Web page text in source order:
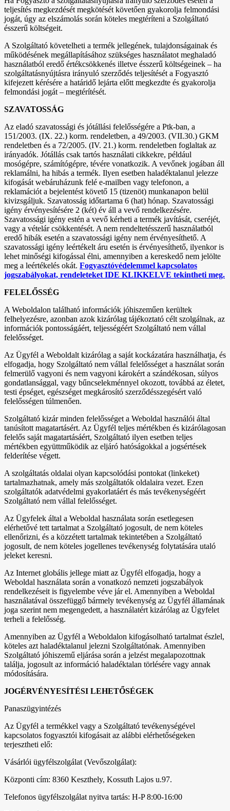
teljesítés megkezdését megkötését követően gyakorolja felmondási
jogát, úgy az elszámolás során köteles megtéríteni a Szolgáltató
ésszerű költségeit.
A Szolgáltató követelheti a termék jellegének, tulajdonságainak és
működésének megállapításához szükséges használatot meghaladó
használatból eredő értékcsökkenés illetve ésszerű költségeinek – ha
szolgáltatásnyújtásra irányuló szerződés teljesítését a Fogyasztó
kifejezett kérésére a határidő lejárta előtt megkezdte és gyakorolja
felmondási jogát – megtérítését.
SZAVATOSSÁG
Az eladó szavatossági és jótállási felelősségére a Ptk-ban, a
151/2003. (IX. 22.) korm. rendeletben, a 49/2003. (VII.30.) GKM
rendeletben és a 72/2005. (IV. 21.) korm. rendeletben foglaltak az
irányadók. Jótállás csak tartós használati cikkekre, például
mosógépre, számítógépre, tévére vonatkozik. A vevőnek jogában áll
reklamálni, ha hibás a termék. Ilyen esetben haladéktalanul jelezze
kifogását webáruházunk felé e-mailben vagy telefonon, a
reklamációt a bejelentést követő 15 (tizenöt) munkanapon belül
kivizsgáljuk. Szavatosság időtartama 6 (hat) hónap. Szavatossági
igény érvényesítésére 2 (két) év áll a vevő rendelkezésére.
Szavatossági igény estén a vevő kérheti a termék javítását, cseréjét,
vagy a vételár csökkentését. A nem rendeltetésszerű használatból
eredő hibák esetén a szavatossági igény nem érvényesíthető. A
szavatossági igény leértékelt áru esetén is érvényesíthető, ilyenkor is
lehet minőségi kifogással élni, amennyiben a kereskedő nem jelölte
meg a leértékelés okát. Fogyasztóvédelemmel kapcsolatos
jogszabályokat, rendeleteket IDE KLIKKELVE tekintheti meg.
FELELŐSSÉG
A Weboldalon található információk jóhiszeműen kerültek
felhelyezésre, azonban azok kizárólag tájékoztató célt szolgálnak, az
információk pontosságáért, teljességéért Szolgáltató nem vállal
felelősséget.
Az Ügyfél a Weboldalt kizárólag a saját kockázatára használhatja, és
elfogadja, hogy Szolgáltató nem vállal felelősséget a használat során
felmerülő vagyoni és nem vagyoni károkért a szándékosan, súlyos
gondatlansággal, vagy bűncselekménnyel okozott, továbbá az életet,
testi épséget, egészséget megkárosító szerződésszegésért való
felelősségen túlmenően.
Szolgáltató kizár minden felelősséget a Weboldal használói által
tanúsított magatartásért. Az Ügyfél teljes mértékben és kizárólagosan
felelős saját magatartásáért, Szolgáltató ilyen esetben teljes
mértékben együttműködik az eljáró hatóságokkal a jogsértések
felderítése végett.
A szolgáltatás oldalai olyan kapcsolódási pontokat (linkeket)
tartalmazhatnak, amely más szolgáltatók oldalaira vezet. Ezen
szolgáltatók adatvédelmi gyakorlatáért és más tevékenységéért
Szolgáltató nem vállal felelősséget.
Az Ügyfelek által a Weboldal használata során esetlegesen
elérhetővé tett tartalmat a Szolgáltató jogosult, de nem köteles
ellenőrizni, és a közzétett tartalmak tekintetében a Szolgáltató
jogosult, de nem köteles jogellenes tevékenység folytatására utaló
jeleket keresni.
Az Internet globális jellege miatt az Ügyfél elfogadja, hogy a
Weboldal használata során a vonatkozó nemzeti jogszabályok
rendelkezéseit is figyelembe véve jár el. Amennyiben a Weboldal
használatával összefüggő bármely tevékenység az Ügyfél államának
joga szerint nem megengedett, a használatért kizárólag az Ügyfelet
terheli a felelősség.
Amennyiben az Ügyfél a Weboldalon kifogásolható tartalmat észlel,
köteles azt haladéktalanul jelezni Szolgáltatónak. Amennyiben
Szolgáltató jóhiszemű eljárása során a jelzést megalapozottnak
találja, jogosult az információ haladéktalan törlésére vagy annak
módosítására.
JOGÉRVÉNYESÍTÉSI LEHETŐSÉGEK
Panaszügyintézés
Az Ügyfél a termékkel vagy a Szolgáltató tevékenységével
kapcsolatos fogyasztói kifogásait az alábbi elérhetőségeken
terjesztheti elő:
Vásárlói ügyfélszolgálat (Vevőszolgálat):
Központi cím: 8360 Keszthely, Kossuth Lajos u.97.
Telefonos ügyfélszolgálat nyitva tartás: H-P 8:00-16:00